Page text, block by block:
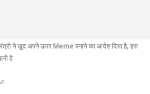
ने ख़ुद अपने ऊपर Meme बनाने का आदेश दिया है, इस
है